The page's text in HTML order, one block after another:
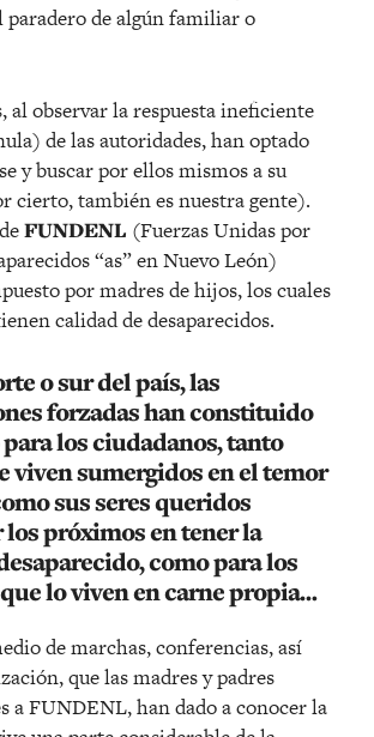
paradero de algún familiar o
al observar la respuesta ineficiente
de las autoridades, han optado
y buscar por ellos mismos a su
cierto, también es nuestra gente).
FUNDENL (Fuerzas Unidas por
“as” en Nuevo León)
por madres de hijos, los cuales
calidad de desaparecidos.
o sur del país, las
forzadas han constituido
los ciudadanos, tanto
viven sumergidos en el temor
sus seres queridos
próximos en tener la
como para los
lo viven en carne propia…
de marchas, conferencias, así
que las madres y padres
a FUNDENL, han dado a conocer la